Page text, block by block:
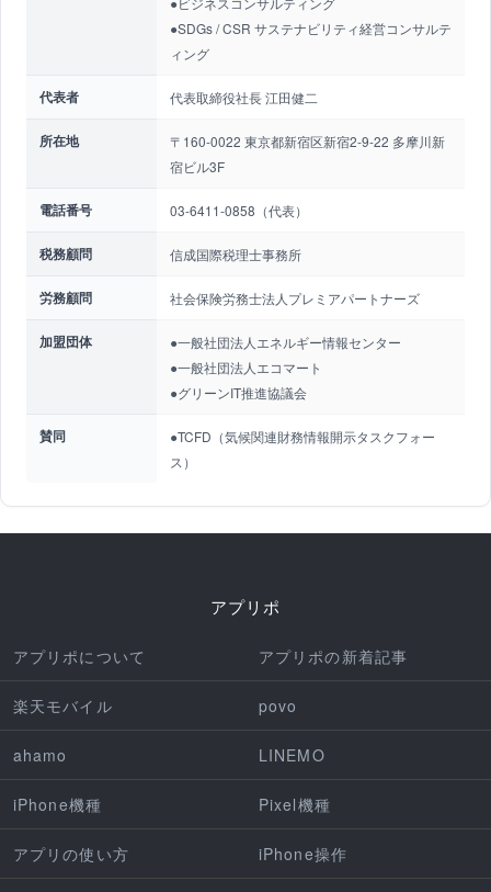
●SDGs / CSR サステナビリティ経営コンサルテ
ィング
代表者 代表取締役社長 江田健二
所在地
〒160-0022 東京都新宿区新宿2-9-22 多摩川新
宿ビル3F
電話番号 03-6411-0858（代表）
税務顧問 信成国際税理士事務所
労務顧問 社会保険労務士法人プレミアパートナーズ
加盟団体
●一般社団法人エネルギー情報センター
●一般社団法人エコマート
●グリーンIT推進協議会
賛同
●TCFD（気候関連財務情報開示タスクフォー
ス）
アプリポ
アプリポについて アプリポの新着記事
楽天モバイル povo
ahamo LINEMO
iPhone機種 Pixel機種
アプリの使い方 iPhone操作